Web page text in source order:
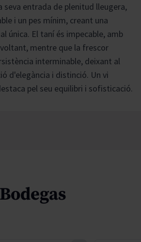
seva entrada de plenitud lleugera,
i un pes mínim, creant una
única. El taní és impecable, amb
mentre que la frescor
interminable, deixant al
d'elegància i distinció. Un vi
pel seu equilibri i sofisticació.
Bodegas